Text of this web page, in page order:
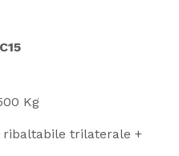
Kg
ribaltabile trilaterale +